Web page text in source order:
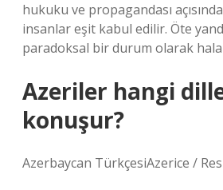
hukuku ve propagandası
insanlar eşit kabul edilir. Öte
paradoksal bir durum olarak hala
Azeriler hangi
konuşur?
Azerbaycan TürkçesiAzerice /